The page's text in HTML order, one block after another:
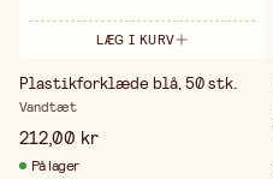
LÆG I KURV
Plastikforklæde blå, 50 stk.
Vandtæt
212,00 kr
På lager